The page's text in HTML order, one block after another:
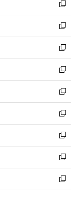
ィ
ン
ド
ウ
で
開
く
い
ウ
ィ
ン
ド
ウ
で
開
く
新
し
い
ウ
ィ
ン
ド
ウ
で
開
く
新
し
い
ウ
ィ
ン
ド
ウ
で
開
く
新
し
い
ウ
ィ
ン
ド
ウ
で
開
く
新
し
い
ウ
ィ
ン
ド
ウ
で
開
く
新
し
い
ウ
ィ
ン
ド
ウ
で
開
新
し
い
ウ
ィ
ン
ド
ウ
新
し
い
ウ
ィ
ン
新
し
い
ウ
新
し